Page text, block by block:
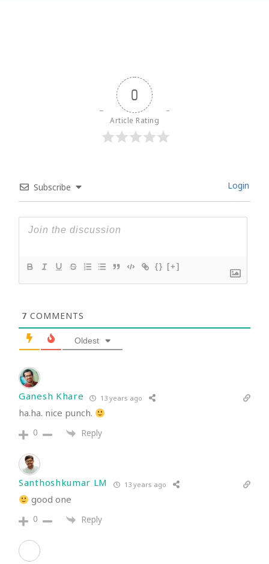
0
Article Rating
Subscribe Login
{} [+]
7 COMMENTS
Oldest
Ganesh Khare 13 years ago
ha.ha. nice punch.
0 Reply
Santhoshkumar LM 13 years ago
good one
0 Reply